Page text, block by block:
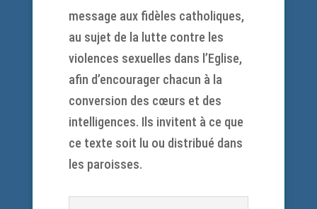
message aux fidèles catholiques,
au sujet de la lutte contre les
violences sexuelles dans l’Eglise,
afin d’encourager chacun à la
conversion des cœurs et des
intelligences. Ils invitent à ce que
ce texte soit lu ou distribué dans
les paroisses.